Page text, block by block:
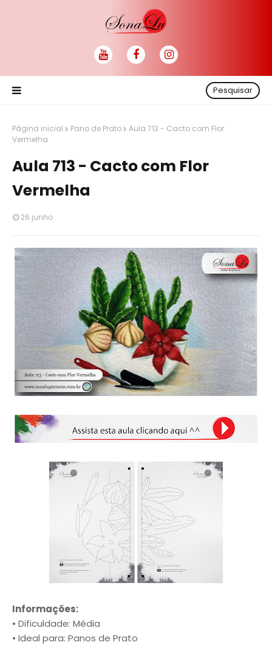
Pesquisar
Página inicial Pano de Prato
Aula 713 - Cacto com Flor
Vermelha
Aula 713 - Cacto com Flor
Vermelha
26 junho
Informações:
• Dificuldade: Média
• Ideal para: Panos de Prato